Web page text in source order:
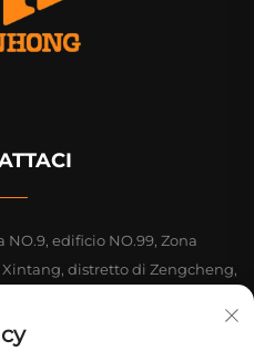
NO.9, edificio NO.99, Zona
distretto di Zengcheng,